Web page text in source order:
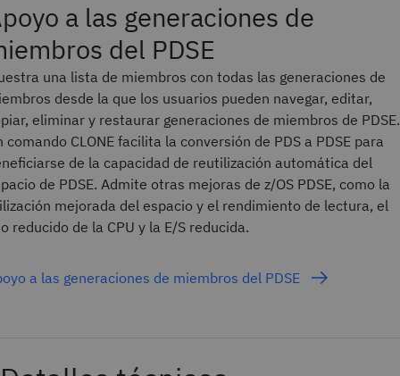
a las generaciones de
del PDSE
una lista de miembros con todas las generaciones de
desde la que los usuarios pueden navegar, editar,
eliminar y restaurar generaciones de miembros de PDSE.
comando CLONE facilita la conversión de PDS a PDSE para
de la capacidad de reutilización automática del
de PDSE. Admite otras mejoras de z/OS PDSE, como la
mejorada del espacio y el rendimiento de lectura, el
reducido de la CPU y la E/S reducida.
a las generaciones de miembros del PDSE